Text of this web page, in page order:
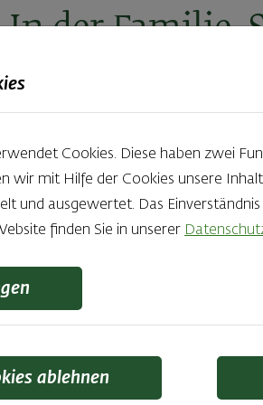
der Familie.
Unsere
Cookies. Diese haben zwei
wir mit Hilfe der Cookies unsere
und ausgewertet. Das
finden Sie in unserer
ablehnen